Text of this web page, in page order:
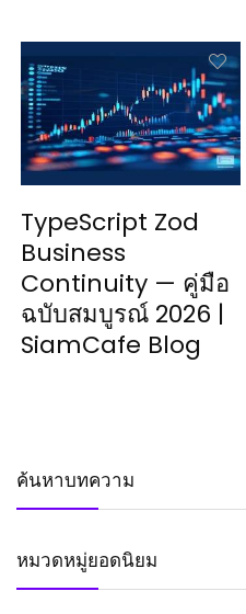
TypeScript Zod
Business
Continuity — คู่มือ
ฉบับสมบูรณ์ 2026 |
SiamCafe Blog
ค้นหาบทความ
หมวดหมู่ยอดนิยม